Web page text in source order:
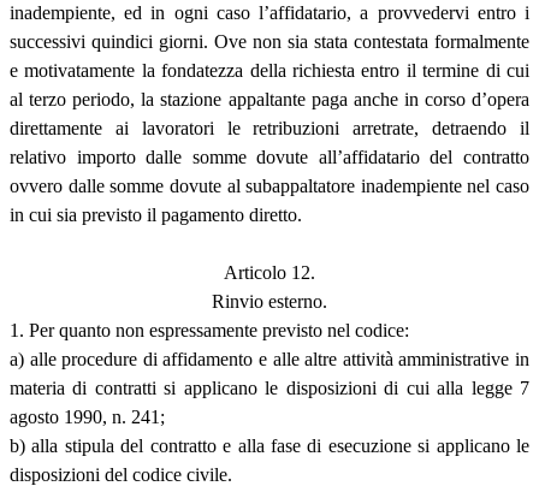
inadempiente, ed in ogni caso l’affidatario, a provvedervi entro i
successivi quindici giorni. Ove non sia stata contestata formalmente
e motivatamente la fondatezza della richiesta entro il termine di cui
al terzo periodo, la stazione appaltante paga anche in corso d’opera
direttamente ai lavoratori le retribuzioni arretrate, detraendo il
relativo importo dalle somme dovute all’affidatario del contratto
ovvero dalle somme dovute al subappaltatore inadempiente nel caso
in cui sia previsto il pagamento diretto.
Articolo 12.
Rinvio esterno.
1. Per quanto non espressamente previsto nel codice:
a) alle procedure di affidamento e alle altre attività amministrative in
materia di contratti si applicano le disposizioni di cui alla legge 7
agosto 1990, n. 241;
b) alla stipula del contratto e alla fase di esecuzione si applicano le
disposizioni del codice civile.